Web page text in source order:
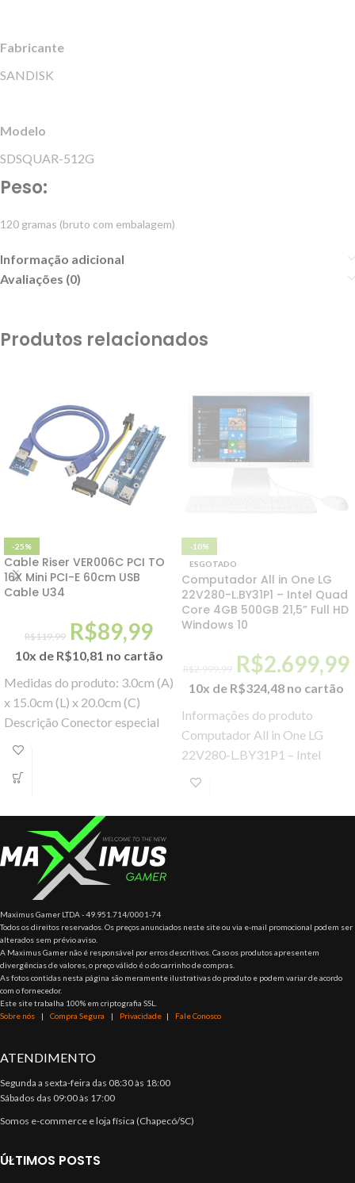
Fabricante
SANDISK
Modelo
SDSQUAR-512G
Peso:
120 gramas (bruto com embalagem)
Informação adicional
Avaliações (0)
Produtos relacionados
-25%
Cable Riser VER006C PCI TO
16X Mini PCI-E 60cm USB
Cable U34
R$119,99 R$89,99
10x de R$10,81 no cartão
Medidas do produto: 3.0cm (A)
x 15.0cm (L) x 20.0cm (C)
Descrição Conector especial
para placas PCI-E voltadas
-10%
ESGOTADO
Computador All in One LG
22V280-L.BY31P1 – Intel Quad
Core 4GB 500GB 21,5” Full HD
Windows 10
R$2.999,99 R$2.699,99
10x de R$324,48 no cartão
Informações do produto
Computador All in One LG
22V280-L.BY31P1 – Intel
Quad Core 4GB 500GB 21,5”
Maximus Gamer LTDA - 49.951.714/0001-74
Todos os direitos reservados. Os preços anunciados neste site ou via e-mail promocional podem ser
alterados sem prévio aviso.
A Maximus Gamer não é responsável por erros descritivos. Caso os produtos apresentem
divergências de valores, o preço válido é o do carrinho de compras.
As fotos contidas nesta página são meramente ilustrativas do produto e podem variar de acordo
com o fornecedor.
Este site trabalha 100% em criptografia SSL.
Sobre nós | Compra Segura | Privacidade | Fale Conosco
ATENDIMENTO
Segunda a sexta-feira das 08:30 às 18:00
Sábados das 09:00 às 17:00
Somos e-commerce e loja física (Chapecó/SC)
ÚLTIMOS POSTS